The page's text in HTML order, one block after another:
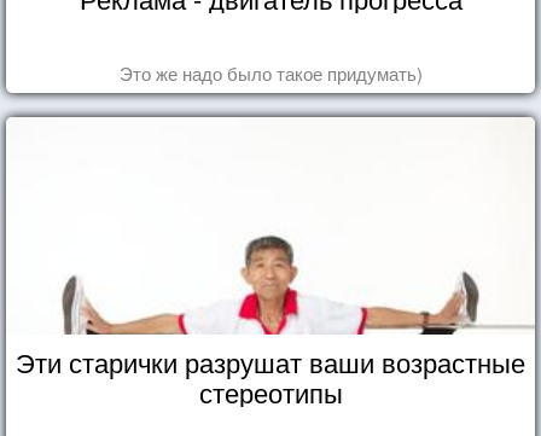
Это же надо было такое придумать)
Эти старички разрушат ваши возрастные
стереотипы